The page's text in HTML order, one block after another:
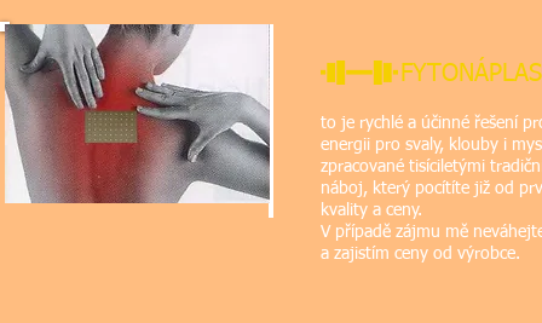
to je rychlé a účinné řešení
energii pro svaly, klouby i
zpracované tisíciletými
náboj, který pocítíte již od
kvality a ceny.
V případě zájmu mě
a zajistím ceny od výrobce.